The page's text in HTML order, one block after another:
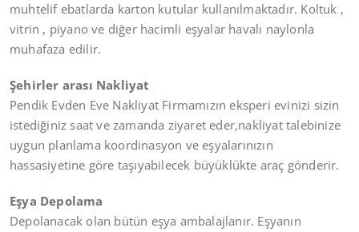
muhtelif ebatlarda karton kutular kullanılmaktadır. Koltuk ,
vitrin , piyano ve diğer hacimli eşyalar havalı naylonla
muhafaza edilir.
Şehirler arası Nakliyat
Pendik Evden Eve Nakliyat Firmamızın eksperi evinizi sizin
istediğiniz saat ve zamanda ziyaret eder,nakliyat talebinize
uygun planlama koordinasyon ve eşyalarınızın
hassasiyetine göre taşıyabilecek büyüklükte araç gönderir.
Eşya Depolama
Depolanacak olan bütün eşya ambalajlanır. Eşyanın